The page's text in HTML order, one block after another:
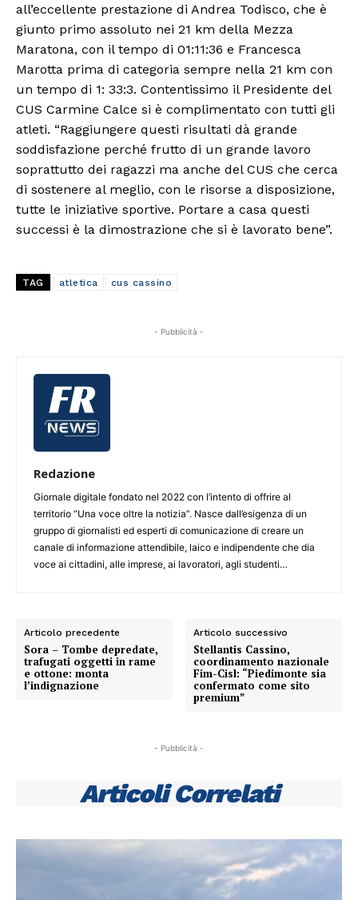
all’eccellente prestazione di Andrea Todisco, che è
giunto primo assoluto nei 21 km della Mezza
Maratona, con il tempo di 01:11:36 e Francesca
Marotta prima di categoria sempre nella 21 km con
un tempo di 1: 33:3. Contentissimo il Presidente del
CUS Carmine Calce si è complimentato con tutti gli
atleti. “Raggiungere questi risultati dà grande
soddisfazione perché frutto di un grande lavoro
soprattutto dei ragazzi ma anche del CUS che cerca
di sostenere al meglio, con le risorse a disposizione,
tutte le iniziative sportive. Portare a casa questi
successi è la dimostrazione che si è lavorato bene”.
TAG atletica cus cassino
- Pubblicità -
Redazione
Giornale digitale fondato nel 2022 con l’intento di offrire al
territorio “Una voce oltre la notizia”. Nasce dall’esigenza di un
gruppo di giornalisti ed esperti di comunicazione di creare un
canale di informazione attendibile, laico e indipendente che dia
voce ai cittadini, alle imprese, ai lavoratori, agli studenti…
Articolo precedente
Sora – Tombe depredate,
trafugati oggetti in rame
e ottone: monta
l’indignazione
Articolo successivo
Stellantis Cassino,
coordinamento nazionale
Fim-Cisl: “Piedimonte sia
confermato come sito
premium”
- Pubblicità -
Articoli Correlati